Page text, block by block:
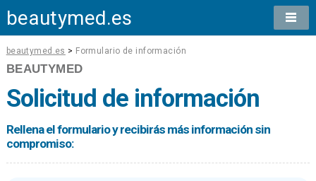
beautymed.es
beautymed.es > Formulario de información
BEAUTYMED
Solicitud de información
Rellena el formulario y recibirás más información sin
compromiso: